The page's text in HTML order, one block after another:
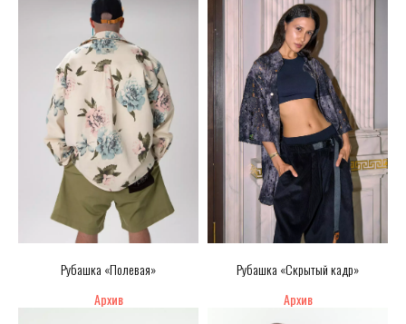
Рубашка «Полевая» Рубашка «Скрытый кадр»